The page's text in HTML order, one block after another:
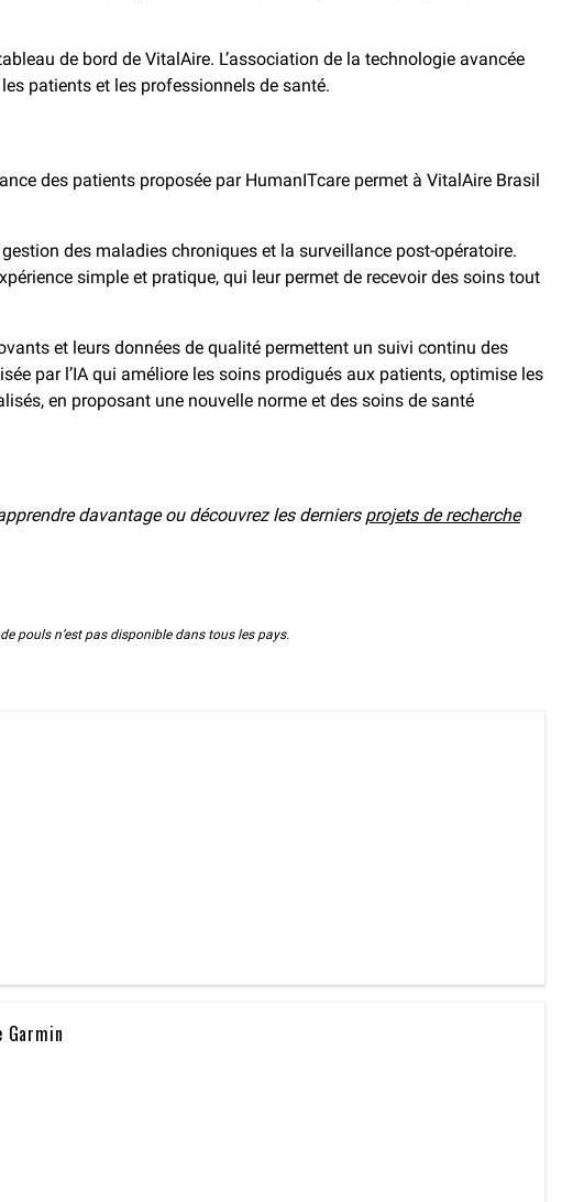
de bord de VitalAire. L’association de la technologie avancée
patients et les professionnels de santé.
des patients proposée par HumanITcare permet à VitalAire Brasil
des maladies chroniques et la surveillance post-opératoire.
simple et pratique, qui leur permet de recevoir des soins tout
et leurs données de qualité permettent un suivi continu des
par l’IA qui améliore les soins prodigués aux patients, optimise les
en proposant une nouvelle norme et des soins de santé
davantage ou découvrez les derniers projets de recherche
pouls n’est pas disponible dans tous les pays.
Garmin